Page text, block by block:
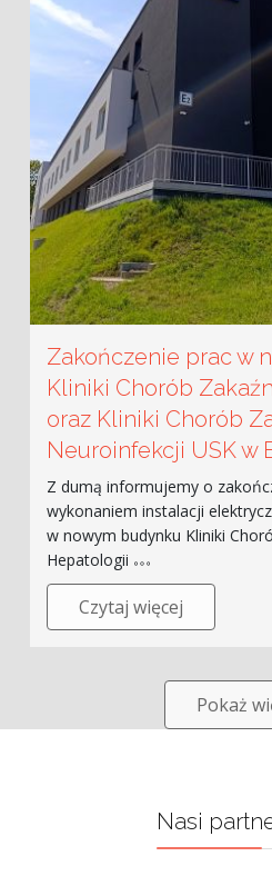
Zakończenie prac w
Kliniki Chorób
oraz Kliniki Chorób
Neuroinfekcji USK w
Z dumą informujemy o
wykonaniem instalacji
w nowym budynku Kliniki
Hepatologii
Czytaj więcej
Pokaż
Nasi